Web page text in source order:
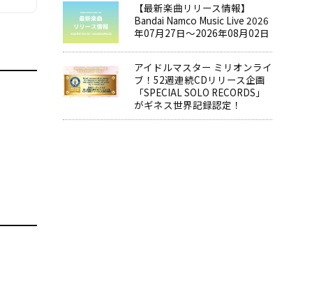
【最新楽曲リリース情報】
Bandai Namco Music Live 2026
年07月27日～2026年08月02日
アイドルマスター ミリオンライ
ブ！52週連続CDリリース企画
「SPECIAL SOLO RECORDS」
がギネス世界記録認定！